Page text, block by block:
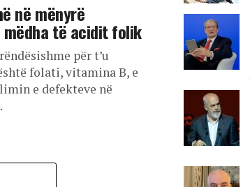
në mënyrë
të acidit folik
për t’u
folati, vitamina B, e
e defekteve në